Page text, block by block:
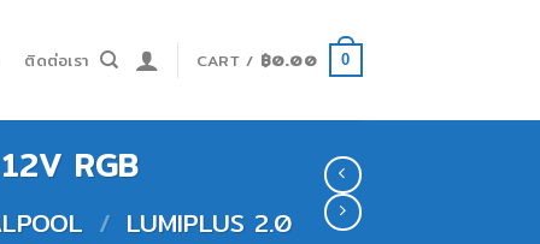
ติดต่อเรา CART / ฿0.00 0
RGB
/ LUMIPLUS 2.0